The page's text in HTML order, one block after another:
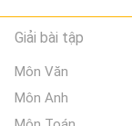
Giải bài tập
Môn Văn
Môn Anh